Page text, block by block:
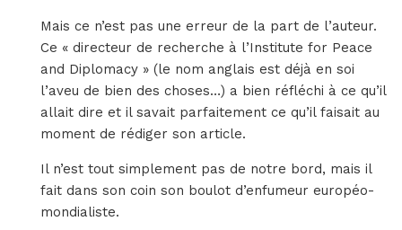
Mais ce n’est pas une erreur de la part de l’auteur.
Ce « directeur de recherche à l’Institute for Peace
and Diplomacy » (le nom anglais est déjà en soi
l’aveu de bien des choses…) a bien réfléchi à ce qu’il
allait dire et il savait parfaitement ce qu’il faisait au
moment de rédiger son article.
Il n’est tout simplement pas de notre bord, mais il
fait dans son coin son boulot d’enfumeur européo-
mondialiste.